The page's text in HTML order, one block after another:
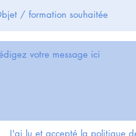
J'ai lu et accepté la politique